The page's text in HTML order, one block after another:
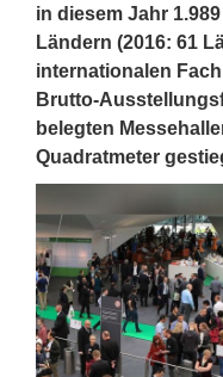
in diesem Jahr
Ländern (2016: 61
internationalen
Brutto-
belegten
Quadratmeter